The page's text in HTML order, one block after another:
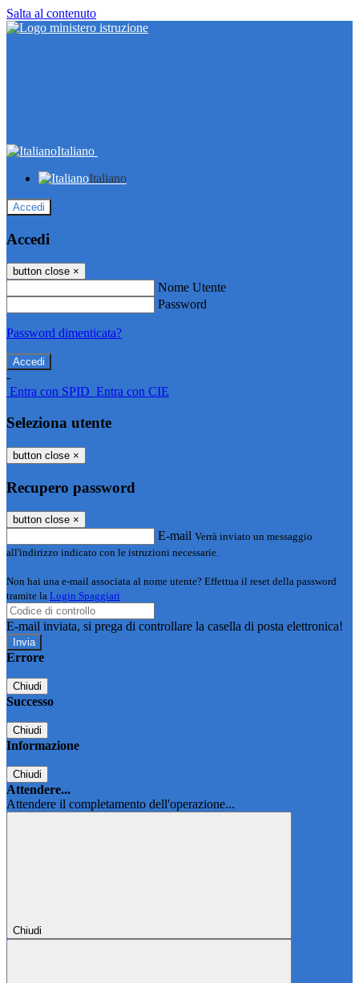
Salta al contenuto
Italiano
Italiano
Accedi
Accedi
button close ×
Nome Utente
Password
Password dimenticata?
-
Entra con SPID Entra con CIE
Seleziona utente
button close ×
Recupero password
button close ×
E-mail Verrà inviato un messaggio
all'indirizzo indicato con le istruzioni necessarie.
Non hai una e-mail associata al nome utente? Effettua il reset della password
tramite la Login Spaggiari
E-mail inviata, si prega di controllare la casella di posta elettronica!
Errore
Chiudi
Successo
Chiudi
Informazione
Chiudi
Attendere...
Attendere il completamento dell'operazione...
Chiudi